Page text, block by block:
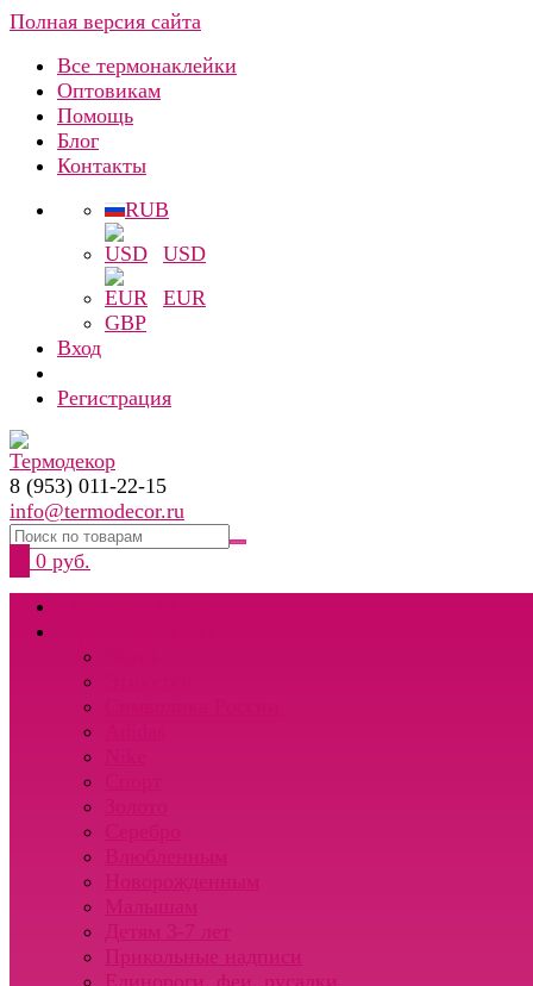
Полная версия сайта
Все термонаклейки
Оптовикам
Помощь
Блог
Контакты
RUB
USD
EUR
GBP
Вход
Регистрация
8 (953) 011-22-15
info@termodecor.ru
0 руб.
Детям 3-7 лет
Прикольные надписи
Единороги, феи, русалки